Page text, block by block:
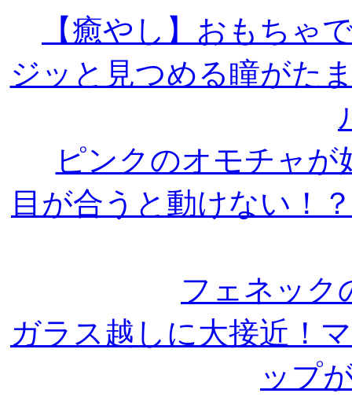
【癒やし】おもちゃ
ジッと見つめる瞳がた
ピンクのオモチャ
目が合うと動けない！
フェネック
ガラス越しに大接近！
ップ